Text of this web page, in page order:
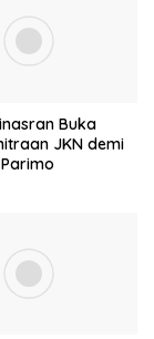
Buka
JKN demi